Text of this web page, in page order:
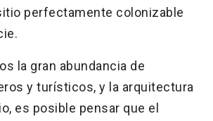
perfectamente colonizable
la gran abundancia de
y turísticos, y la arquitectura
es posible pensar que el